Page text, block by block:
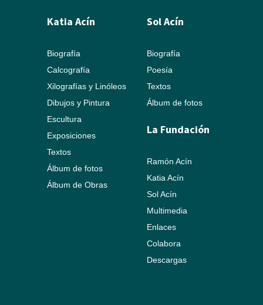
Katia Acín
Biografía
Calcografía
Xilografías y Linóleos
Dibujos y Pintura
Escultura
Exposiciones
Textos
Álbum de fotos
Álbum de Obras
Sol Acín
Biografía
Poesía
Textos
Álbum de fotos
La Fundación
Ramón Acín
Katia Acín
Sol Acín
Multimedia
Enlaces
Colabora
Descargas